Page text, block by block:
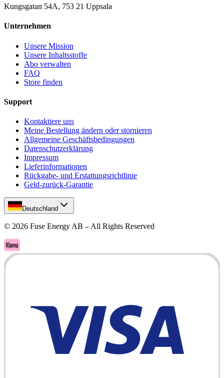
Kungsgatan 54A, 753 21 Uppsala
Unternehmen
Unsere Mission
Unsere Inhaltsstoffe
Abo verwalten
FAQ
Store finden
Support
Kontaktiere uns
Meine Bestellung ändern oder stornieren
Allgemeine Geschäftsbedingungen
Datenschutzerklärung
Impressum
Lieferinformationen
Rückgabe- und Erstattungsrichtlinie
Geld-zurück-Garantie
Deutschland
© 2026 Fuse Energy AB – All Rights Reserved